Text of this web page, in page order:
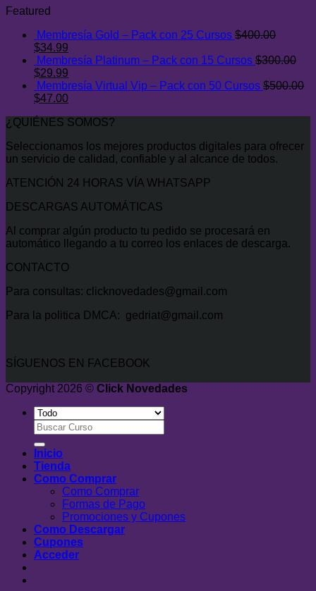
Featured
Membresía Gold – Pack con 25 Cursos $400.00
El
precio
original
era:
$400.00.
$34.99
precio
es:
$34.99.
Membresía Platinum – Pack con 15 Cursos $300.00
El
precio
original
$300.00.
$29.99
precio
actual
$29.99.
Membresía Virtual Vip – Pack con 50 Cursos $500.00
El
original
$500.00.
$47.00El
actual
$47.00.
¿QUIÉNES SOMOS?
Seleccionamos los mejores productos digitales para ofrecer
un servicio de calidad, confiable y al alcance de todos.
ATENCIÓN 24 HORAS VÍA WHATSAPP
DESCARGAS AUTOMÁTICAS
Al comprar algún producto tu pedido se procesará en
automático llegando a tu correo los enlaces de descarga.
CONTACTO
Para consultas: clicknovedades@gmail.com
Para la politica DMCA: gedriat@gmail.com
SÍGUENOS EN FACEBOOK
Copyright 2026 © Click Novedades
Buscar
por:
Inicio
Tienda
Como Comprar
Como Comprar
Formas de Pago
Promociones y Cupones
Como Descargar
Cupones
Acceder